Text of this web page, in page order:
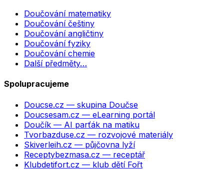
Doučování matematiky
Doučování češtiny
Doučování angličtiny
Doučování fyziky
Doučování chemie
Další předměty…
Spolupracujeme
Doucse.cz — skupina Doučse
Doucsesam.cz — eLearning portál
Doučík — AI parťák na matiku
Tvorbazduse.cz — rozvojové materiály
Skiverleih.cz — půjčovna lyží
Receptybezmasa.cz — receptář
Klubdetifort.cz — klub dětí Fořt